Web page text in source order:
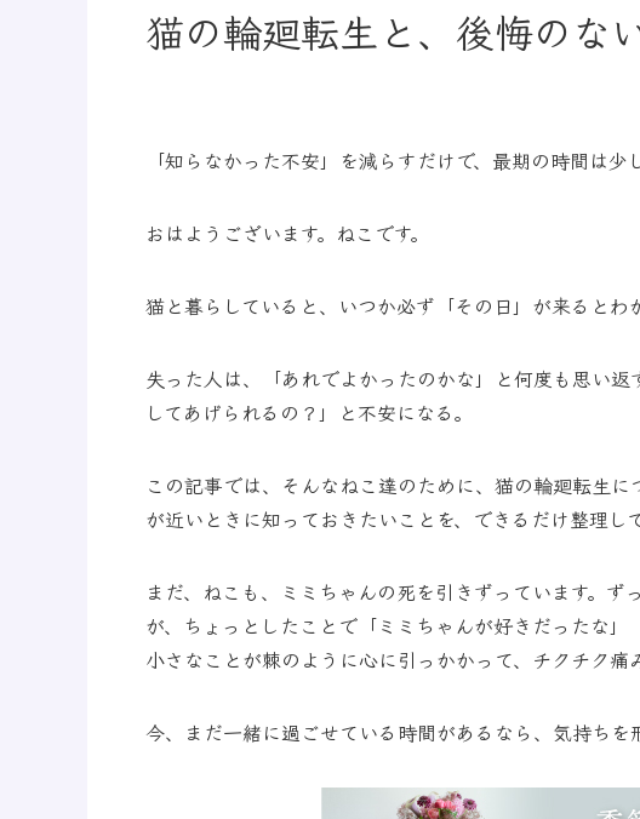
猫の輪廻転生と、後悔のな
「知らなかった不安」を減らすだけで、最期の時間は少
おはようございます。ねこです。
猫と暮らしていると、いつか必ず「その日」が来るとわ
失った人は、「あれでよかったのかな」と何度も思い
してあげられるの？」と不安になる。
この記事では、そんなねこ達のために、 猫の輪廻転生に
が近いときに知っておきたいこと を、できるだけ整理し
まだ、ねこも、ミミちゃんの死を引きずっています。
が、ちょっとしたことで「ミミちゃんが好きだったな
小さなことが棘のように心に引っかかって、チクチク痛
今、まだ一緒に過ごせている時間があるなら、気持ちを